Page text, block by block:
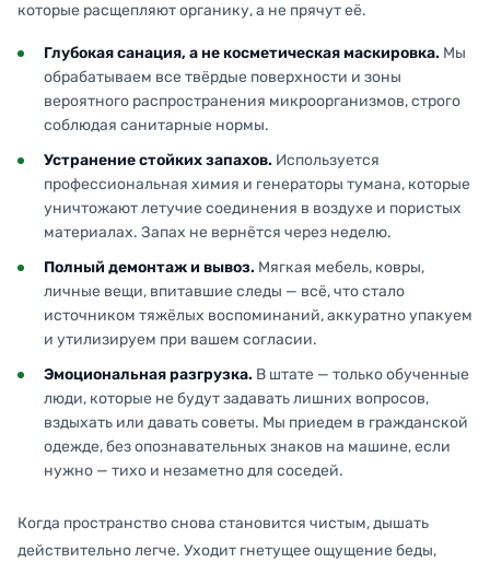
которые расщепляют органику, а не прячут её.
Глубокая санация, а не косметическая маскировка. Мы
обрабатываем все твёрдые поверхности и зоны
вероятного распространения микроорганизмов, строго
соблюдая санитарные нормы.
Устранение стойких запахов. Используется
профессиональная химия и генераторы тумана, которые
уничтожают летучие соединения в воздухе и пористых
материалах. Запах не вернётся через неделю.
Полный демонтаж и вывоз. Мягкая мебель, ковры,
личные вещи, впитавшие следы — всё, что стало
источником тяжёлых воспоминаний, аккуратно упакуем
и утилизируем при вашем согласии.
Эмоциональная разгрузка. В штате — только обученные
люди, которые не будут задавать лишних вопросов,
вздыхать или давать советы. Мы приедем в гражданской
одежде, без опознавательных знаков на машине, если
нужно — тихо и незаметно для соседей.
Когда пространство снова становится чистым, дышать
действительно легче. Уходит гнетущее ощущение беды,